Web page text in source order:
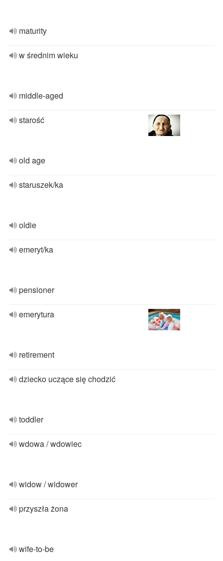
maturity
w średnim wieku
middle-aged
starość
old age
staruszek/ka
oldie
emeryt/ka
pensioner
emerytura
retirement
dziecko uczące się chodzić
toddler
wdowa / wdowiec
widow / widower
przyszła żona
wife-to-be